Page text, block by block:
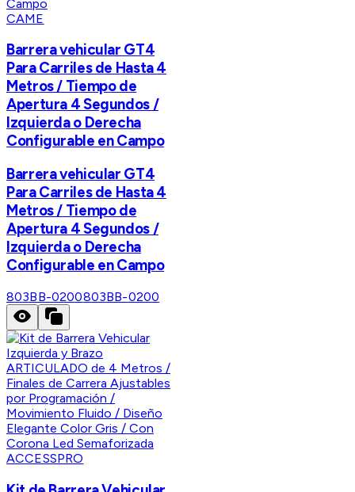
CAME
Barrera vehicular GT4
Para Carriles de Hasta 4
Metros / Tiempo de
Apertura 4 Segundos /
Izquierda o Derecha
Configurable en Campo
Barrera vehicular GT4
Para Carriles de Hasta 4
Metros / Tiempo de
Apertura 4 Segundos /
Izquierda o Derecha
Configurable en Campo
803BB-0200803BB-0200
ACCESSPRO